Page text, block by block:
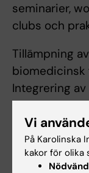
seminarier,
clubs och
Tillämpning
biomedicinsk
Integrering
molekylära
Vi
På Karolinska
kakor för olika